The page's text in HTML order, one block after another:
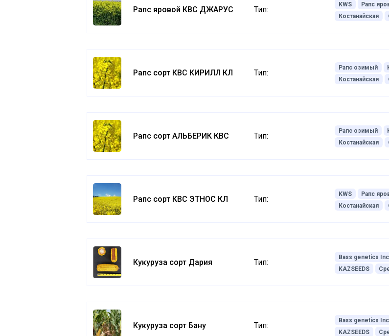
Рапс яровой КВС ДЖАРУС Тип:
KWS Рапс
Костанайская
Рапс сорт КВС КИРИЛЛ КЛ Тип:
Рапс озимый
Костанайская
Рапс сорт АЛЬБЕРИК КВС Тип:
Рапс озимый
Костанайская
Рапс сорт КВС ЭТНОС КЛ Тип:
KWS Рапс
Костанайская
Кукуруза сорт Дария Тип:
Bass genetics Inc
KAZSEEDS
Кукуруза сорт Бану Тип:
Bass genetics Inc
KAZSEEDS